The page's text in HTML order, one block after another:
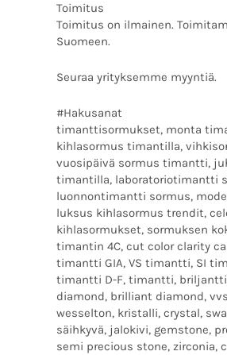
Toimitus
Toimitus on ilmainen.
Suomeen.
Seuraa yrityksemme myyntiä.
#Hakusanat
timanttisormukset, monta
kihlasormus timantilla,
vuosipäivä sormus timantti,
timantilla, laboratoriotimantti
luonnontimantti sormus,
luksus kihlasormus trendit,
kihlasormukset, sormuksen
timantin 4C, cut color clarity
timantti GIA, VS timantti, SI
timantti D-F, timantti,
diamond, brilliant diamond,
wesselton, kristalli, crystal,
säihkyvä, jalokivi, gemstone,
semi precious stone, zirconia,